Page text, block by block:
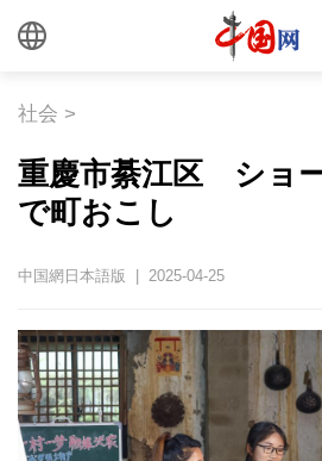
社会 >
重慶市綦江区 ショ
で町おこし
中国網日本語版 | 2025-04-25